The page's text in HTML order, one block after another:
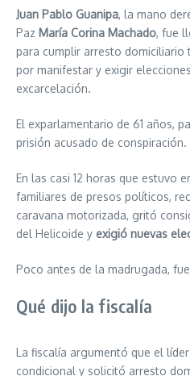
Juan Pablo Guanipa, la mano
Paz María Corina Machado, fue
para cumplir arresto domiciliario
por manifestar y exigir
excarcelación.
El exparlamentario de 61 años,
prisión acusado de conspiración.
En las casi 12 horas que estuvo
familiares de presos políticos,
caravana motorizada, gritó
del Helicoide y exigió nuevas
Poco antes de la madrugada,
Qué dijo la fiscalía
La fiscalía argumentó que el
condicional y solicitó arresto